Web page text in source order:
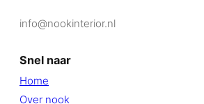
info@nookinterior.nl
Snel naar
Home
Over nook